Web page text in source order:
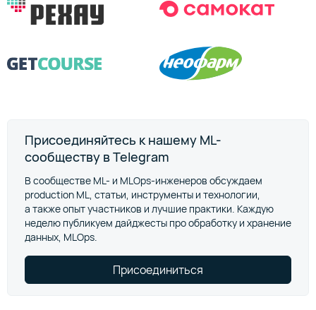
Присоединяйтесь к нашему ML-
сообществу в Telegram
В сообществе ML- и MLOps-инженеров обсуждаем
production ML, статьи, инструменты и технологии,
а также опыт участников и лучшие практики. Каждую
неделю публикуем дайджесты про обработку и хранение
данных, MLOps.
Присоединиться